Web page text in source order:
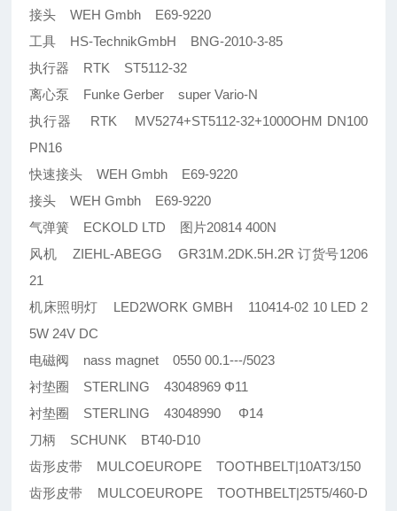
接头 WEH Gmbh E69-9220
工具 HS-TechnikGmbH BNG-2010-3-85
执行器 RTK ST5112-32
离心泵 Funke Gerber super Vario-N
执行器 RTK MV5274+ST5112-32+1000OHM DN100
PN16
快速接头 WEH Gmbh E69-9220
接头 WEH Gmbh E69-9220
气弹簧 ECKOLD LTD 图片20814 400N
风机 ZIEHL-ABEGG GR31M.2DK.5H.2R 订货号1206
21
机床照明灯 LED2WORK GMBH 110414-02 10 LED 2
5W 24V DC
电磁阀 nass magnet 0550 00.1---/5023
衬垫圈 STERLING 43048969 Φ11
衬垫圈 STERLING 43048990 Φ14
刀柄 SCHUNK BT40-D10
齿形皮带 MULCOEUROPE TOOTHBELT|10AT3/150
齿形皮带 MULCOEUROPE TOOTHBELT|25T5/460-D